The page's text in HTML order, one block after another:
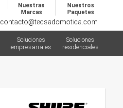
Nuestras
Marcas
Nuestros
Paquetes
contacto@tecsadomotica.com
Soluciones
residenciales
Soluciones
empresariales